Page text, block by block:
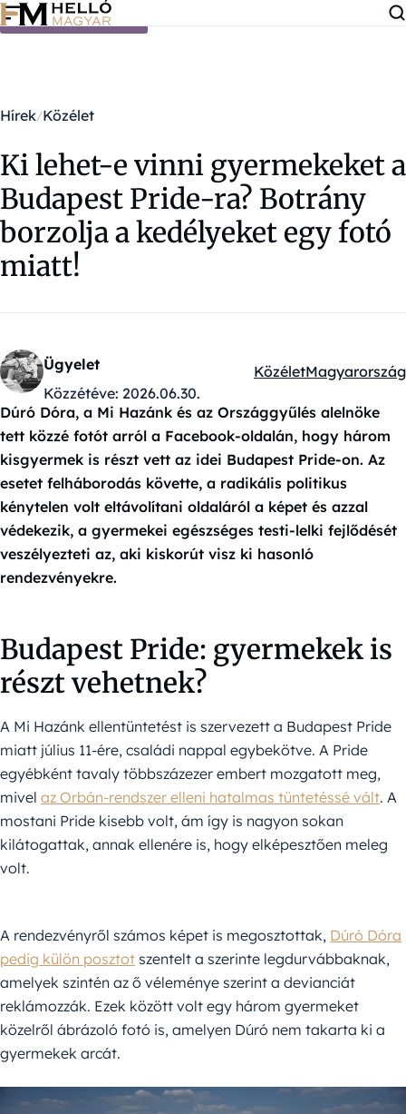
Ugrás a tartalomra
Hírek Közélet
Ki lehet-e vinni gyermekeket a
Budapest Pride-ra? Botrány
borzolja a kedélyeket egy fotó
miatt!
Ügyelet
Közzétéve: 2026.06.30.
Kategóriák:
KözéletMagyarország
Dúró Dóra, a Mi Hazánk és az Országgyűlés alelnöke
tett közzé fotót arról a Facebook-oldalán, hogy három
kisgyermek is részt vett az idei Budapest Pride-on. Az
esetet felháborodás követte, a radikális politikus
kénytelen volt eltávolítani oldaláról a képet és azzal
védekezik, a gyermekei egészséges testi-lelki fejlődését
veszélyezteti az, aki kiskorút visz ki hasonló
rendezvényekre.
Budapest Pride: gyermekek is
részt vehetnek?
A Mi Hazánk ellentüntetést is szervezett a Budapest Pride
miatt július 11-ére, családi nappal egybekötve. A Pride
egyébként tavaly többszázezer embert mozgatott meg,
mivel az Orbán-rendszer elleni hatalmas tüntetéssé vált. A
mostani Pride kisebb volt, ám így is nagyon sokan
kilátogattak, annak ellenére is, hogy elképesztően meleg
volt.
A rendezvényről számos képet is megosztottak, Dúró Dóra
pedig külön posztot szentelt a szerinte legdurvábbaknak,
amelyek szintén az ő véleménye szerint a devianciát
reklámozzák. Ezek között volt egy három gyermeket
közelről ábrázoló fotó is, amelyen Dúró nem takarta ki a
gyermekek arcát.